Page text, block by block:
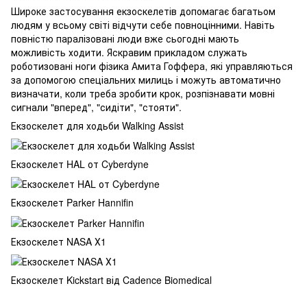
Широке застосування екзоскелетів допомагає багатьом
людям у всьому світі відчути себе повноцінними. Навіть
повністю паралізовані люди вже сьогодні мають
можливість ходити. Яскравим прикладом служать
роботизовані ноги фізика Амита Гоффера, які управляються
за допомогою спеціальних милиць і можуть автоматично
визначати, коли треба зробити крок, розпізнавати мовні
сигнали "вперед", "сидіти", "стояти".
Екзоскелет для ходьби Walking Assist
Екзоскелет HAL от Cyberdyne
Екзоскелет Parker Hannifin
Екзоскелет NASA Х1
Екзоскелет Kickstart від Cadence Biomedical